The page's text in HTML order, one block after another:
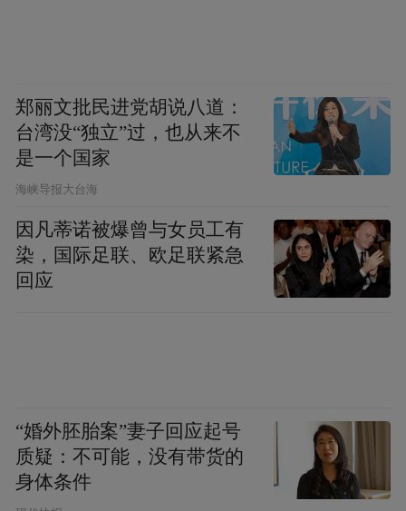
郑丽文批民进党胡说八道：
台湾没“独立”过，也从来不
是一个国家
​海峡导报大台海
因凡蒂诺被爆曾与女员工有
染，国际足联、欧足联紧急
回应
“婚外胚胎案”妻子回应起号
质疑：不可能，没有带货的
身体条件